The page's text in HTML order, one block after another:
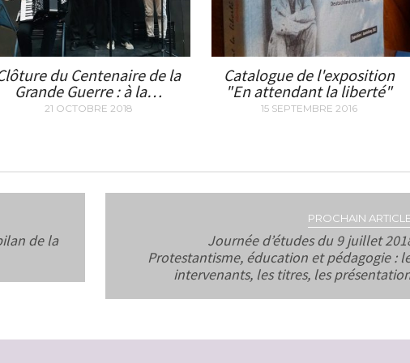
du Centenaire de la
Grande Guerre : à la…
21 OCTOBRE 2018
Catalogue de l'exposition
"En attendant la liberté"
15 SEPTEMBRE 2016
de la
PROCHAIN
Journée d’études du 9 juillet
Protestantisme, éducation et pédagogie :
intervenants, les titres, les